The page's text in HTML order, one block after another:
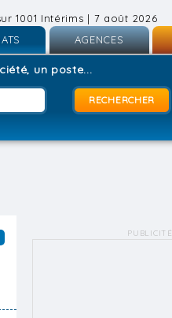
1001 Intérims | 7 août 2026
AGENCES
Inscription
Connexion
un poste...
PUBLICITÉ